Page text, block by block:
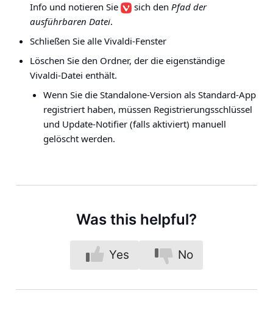
Infound notieren Sie sich den Pfad der
ausführbaren Datei.
Schließen Sie alle Vivaldi-Fenster
Löschen Sie den Ordner, der die eigenständige
Vivaldi-Datei enthält.
Wenn Sie die Standalone-Version als Standard-App
registriert haben, müssen Registrierungsschlüssel
und Update-Notifier (falls aktiviert) manuell
gelöscht werden.
Was this helpful?
Yes No